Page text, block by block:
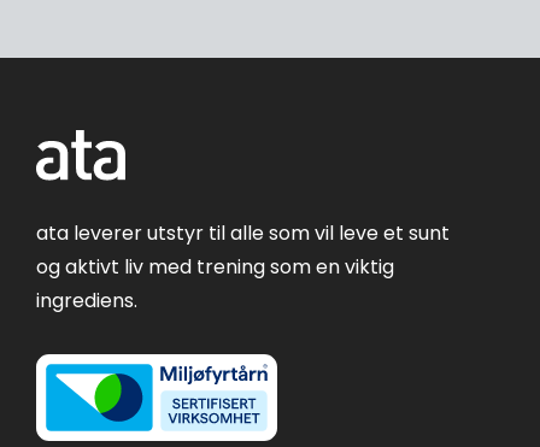
ata leverer utstyr til alle som vil leve et sunt
og aktivt liv med trening som en viktig
ingrediens.